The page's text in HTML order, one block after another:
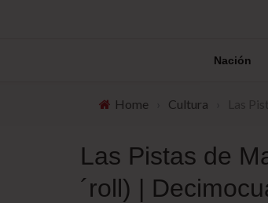
Nación
Home Cultura
Las Pistas de
´roll) |